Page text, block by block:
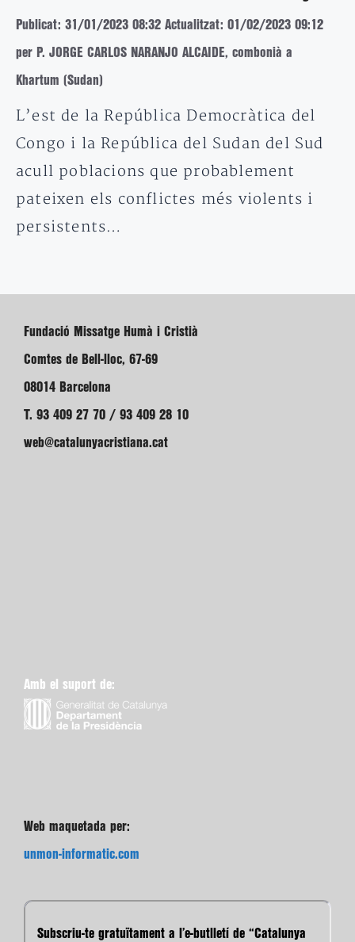
Publicat: 31/01/2023 08:32 Actualitzat: 01/02/2023 09:12
per P. JORGE CARLOS NARANJO ALCAIDE, combonià a
Khartum (Sudan)
L’est de la República Democràtica del
Congo i la República del Sudan del Sud
acull poblacions que probablement
pateixen els conflictes més violents i
persistents…
Fundació Missatge Humà i Cristià
Comtes de Bell-lloc, 67-69
08014 Barcelona
T. 93 409 27 70 / 93 409 28 10
web@catalunyacristiana.cat
Amb el suport de:
Web maquetada per:
unmon-informatic.com
Subscriu-te gratuïtament a l’e-butlletí de “Catalunya